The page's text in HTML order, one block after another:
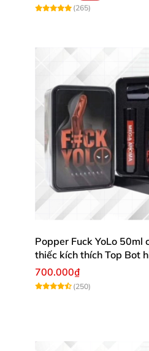
(265)
Popper Fuck YoLo 50ml
thiếc kích thích Top Bot
700.000₫
(250)